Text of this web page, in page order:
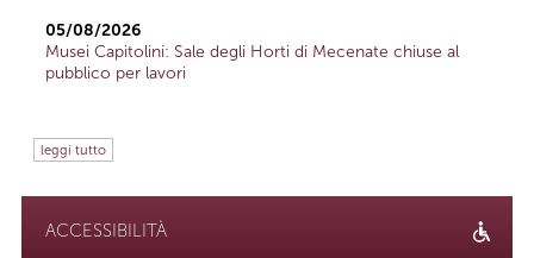
05/08/2026
Musei Capitolini: Sale degli Horti di Mecenate chiuse al
pubblico per lavori
leggi tutto
ACCESSIBILITÀ